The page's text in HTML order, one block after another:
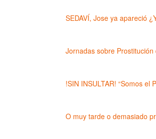
SEDAVÍ, Jose ya apareció
Jornadas sobre Prostitución
!SIN INSULTAR! “Somos el
O muy tarde o demasiado